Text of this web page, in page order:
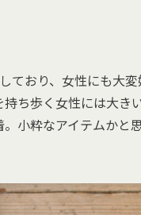
ており、女性にも大
ち歩く女性には大き
小粋なアイテムかと